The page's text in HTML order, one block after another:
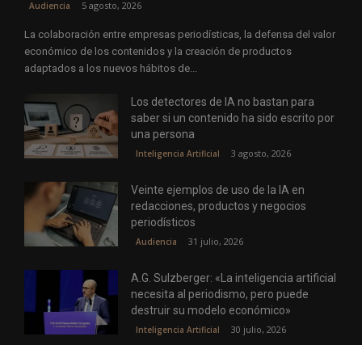
Audiencia 5 agosto, 2026
La colaboración entre empresas periodísticas, la defensa del valor
económico de los contenidos y la creación de productos
adaptados a los nuevos hábitos de...
Los detectores de IA no bastan para
saber si un contenido ha sido escrito por
una persona
Inteligencia Artificial 3 agosto, 2026
Veinte ejemplos de uso de la IA en
redacciones, productos y negocios
periodísticos
Audiencia 31 julio, 2026
A.G. Sulzberger: «La inteligencia artificial
necesita al periodismo, pero puede
destruir su modelo económico»
Inteligencia Artificial 30 julio, 2026